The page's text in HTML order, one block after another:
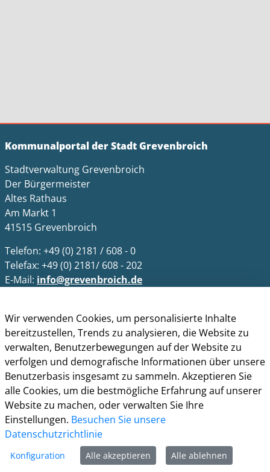
Kommunalportal der Stadt Grevenbroich
Stadtverwaltung Grevenbroich
Der Bürgermeister
Altes Rathaus
Am Markt 1
41515 Grevenbroich
Telefon: +49 (0) 2181 / 608 - 0
Telefax: +49 (0) 2181/ 608 - 202
E-Mail: info@grevenbroich.de
Allgemein
Montag - Freitag 8.00 - 12.00 Uhr
Donnerstag zusätzl. 14.00 - 17.00 Uhr
Bürgerbüro
Montag 8.00 - 16.00 Uhr
Dienstag 8.00 - 16.00 Uhr
Mittwoch 7.00 - 12.30 Uhr
Donnerstag 9.00 - 18.00 Uhr
Freitag 8.00 - 12.30 Uhr
Wir verwenden Cookies, um personalisierte Inhalte
bereitzustellen, Trends zu analysieren, die Website zu
verwalten, Benutzerbewegungen auf der Website zu
verfolgen und demografische Informationen über unsere
Benutzerbasis insgesamt zu sammeln. Akzeptieren Sie
alle Cookies, um die bestmögliche Erfahrung auf unserer
Website zu machen, oder verwalten Sie Ihre
Einstellungen. Besuchen Sie unsere
Datenschutzrichtlinie
Konfiguration Alle akzeptieren Alle ablehnen